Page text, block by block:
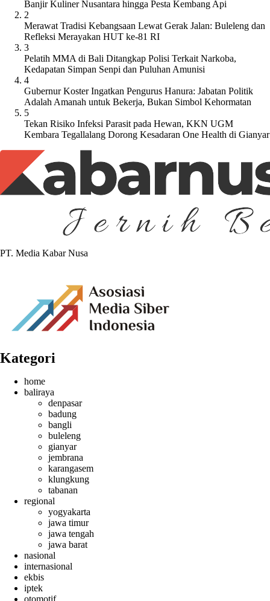
Banjir Kuliner Nusantara hingga Pesta Kembang Api
2
Merawat Tradisi Kebangsaan Lewat Gerak Jalan: Buleleng dan
Refleksi Merayakan HUT ke-81 RI
3
Pelatih MMA di Bali Ditangkap Polisi Terkait Narkoba,
Kedapatan Simpan Senpi dan Puluhan Amunisi
4
Gubernur Koster Ingatkan Pengurus Hanura: Jabatan Politik
Adalah Amanah untuk Bekerja, Bukan Simbol Kehormatan
5
Tekan Risiko Infeksi Parasit pada Hewan, KKN UGM
Kembara Tegallalang Dorong Kesadaran One Health di Gianyar
PT. Media Kabar Nusa
Kategori
home
baliraya
denpasar
badung
bangli
buleleng
gianyar
jembrana
karangasem
klungkung
tabanan
regional
yogyakarta
jawa timur
jawa tengah
jawa barat
nasional
internasional
ekbis
iptek
otomotif